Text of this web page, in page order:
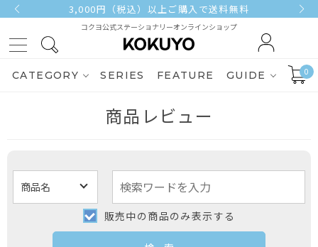
3,000円（税込）以上ご購入で送料無料
コクヨ公式ステーショナリーオンラインショップ
CATEGORY SERIES FEATURE GUIDE 0
商品レビュー
販売中の商品のみ表示する